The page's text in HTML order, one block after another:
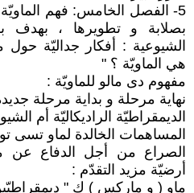
5- الفصل الخامس: فهم الماويّة
بصلابة و تطويرها ، بهدف
الشيوعية : أفكار جداليّة
هي الماويّة ؟ "
مفهوم دى مالو للماويّة :
نهاية مرحلة و بداية مرحلة
الديمقراطيّة الراديكاليّة أم
المساهمات الخالدة لماو تسى
الصراع من أجل الدفاع عن
أرضيّة مزيد التقدّم :
ماو ( و ماركس ) ك "